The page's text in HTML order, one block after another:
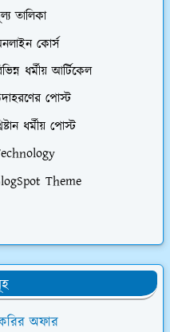
তালিকা
কোর্স
ধর্মীয় আর্টিকেল
পোস্ট
ধর্মীয় পোস্ট
Theme
অফার